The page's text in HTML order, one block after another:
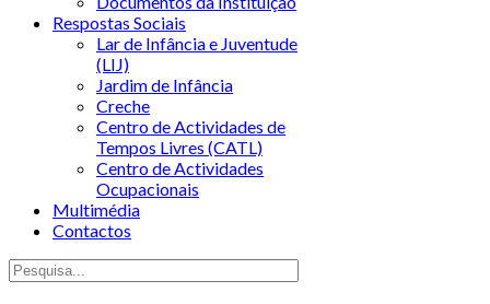
Respostas Sociais
Lar de Infância e Juventude
(LIJ)
Jardim de Infância
Creche
Centro de Actividades de
Tempos Livres (CATL)
Centro de Actividades
Ocupacionais
Multimédia
Contactos